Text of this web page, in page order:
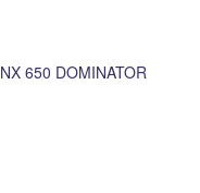
NX 650 DOMINATOR